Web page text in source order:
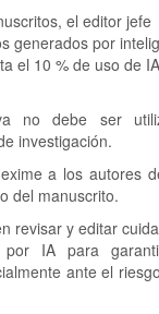
el editor
generados por
el 10 % de uso de
no debe ser
investigación.
a los autores
del manuscrito.
revisar y editar
por IA para
ante el